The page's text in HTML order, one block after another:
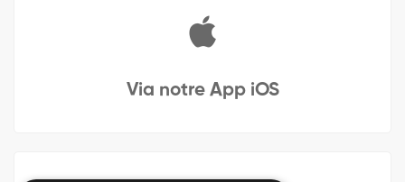
Via notre App iOS